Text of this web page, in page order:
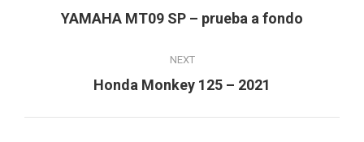
navigation
Previous
YAMAHA MT09 SP – prueba a fondo
NEXT
Next
Honda Monkey 125 – 2021